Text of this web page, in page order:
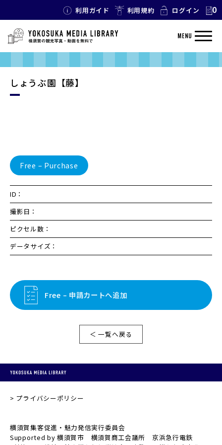
利用ガイド 利用規約 ログイン 0
MENU
しょうぶ園【藤】
Free – Purchase
ID：
撮影日：
ピクセル数：
データサイズ：
Free – 申請カートへ追加
＜ 一覧へ戻る
プライバシーポリシー
横須賀集客促進・魅力発信実行委員会
Supported by 横須賀市 横須賀商工会議所 京浜急行電鉄